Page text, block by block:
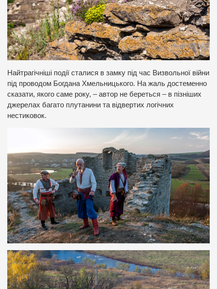
Найтрагічніші події сталися в замку під час Визвольної війни
під проводом Богдана Хмельницького. На жаль достеменно
сказати, якого саме року, – автор не береться – в пізніших
джерелах багато плутанини та відвертих логічних
нестиковок.